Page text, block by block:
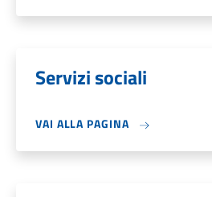
Servizi sociali
VAI ALLA PAGINA